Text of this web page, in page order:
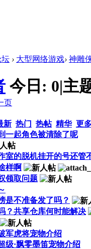
坛 › 大型网络游戏› 神雕
今日: 0|主
页
新 热门 热帖 精华 更
一起角色被清除了呢
室的脱机挂开的号还管
样啊
领取问题
是不准备发了吗？
？共享仓库何时能解决
军虎将宠物介绍
级·飘零墨笛宠物介绍